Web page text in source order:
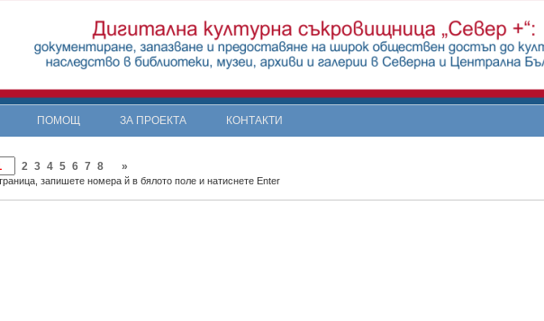
ПОМОЩ ЗА ПРОЕКТА КОНТАКТИ
2 3 4 5 6 7 8 »
запишете номера й в бялото поле и натиснете Enter